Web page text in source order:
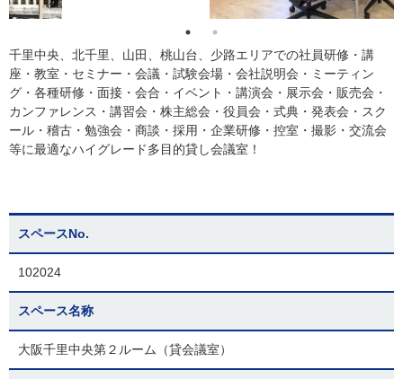
千里中央、北千里、山田、桃山台、少路エリアでの社員研修・講
座・教室・セミナー・会議・試験会場・会社説明会・ミーティン
グ・各種研修・面接・会合・イベント・講演会・展示会・販売会・
カンファレンス・講習会・株主総会・役員会・式典・発表会・スク
ール・稽古・勉強会・商談・採用・企業研修・控室・撮影・交流会
等に最適なハイグレード多目的貸し会議室！
スペースNo.
102024
スペース名称
大阪千里中央第２ルーム（貸会議室）